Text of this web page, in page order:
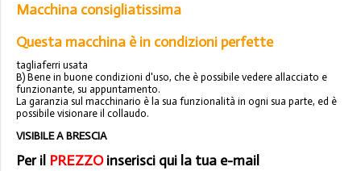
Macchina consigliatissima
Questa macchina è in condizioni perfette
tagliaferri usata
B) Bene in buone condizioni d'uso, che è possibile vedere allacciato e
funzionante, su appuntamento.
La garanzia sul macchinario è la sua funzionalità in ogni sua parte, ed è
possibile visionare il collaudo.
VISIBILE A BRESCIA
Per il PREZZOinserisci qui la tua e-mail